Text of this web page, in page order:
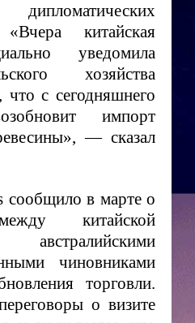
китайская
уведомила
хозяйства
с сегодняшнего
импорт
— сказал
сообщило в марте о
китайской
чиновниками
торговли.
о визите